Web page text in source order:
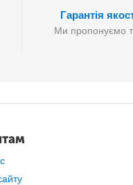
Гарантія
Ми пропонуємо